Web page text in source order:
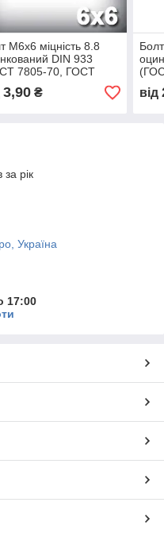
М6х6 міцність 8.8
DIN 933
7805-70, ГОСТ
70)
3,90₴ від
за рік
Україна
17:00